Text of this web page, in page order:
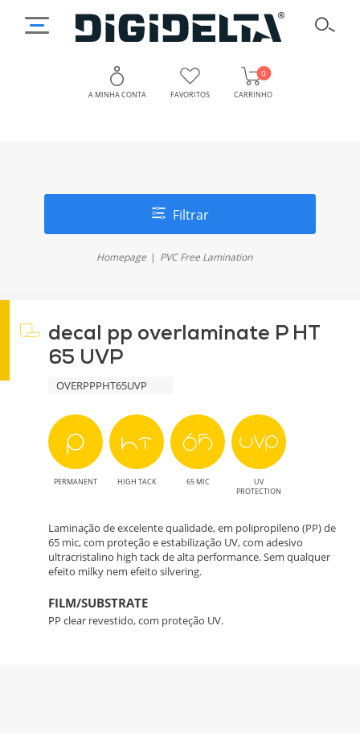
A MINHA CONTA FAVORITOS CARRINHO
0
Filtrar
Homepage PVC Free Lamination
decal pp overlaminate P HT
65 UVP
OVERPPPHT65UVP
PERMANENT HIGH TACK 65 MIC
UV
PROTECTION
Laminação de excelente qualidade, em polipropileno (PP) de
65 mic, com proteção e estabilização UV, com adesivo
ultracristalino high tack de alta performance. Sem qualquer
efeito milky nem efeito silvering.
FILM/SUBSTRATE
PP clear revestido, com proteção UV.